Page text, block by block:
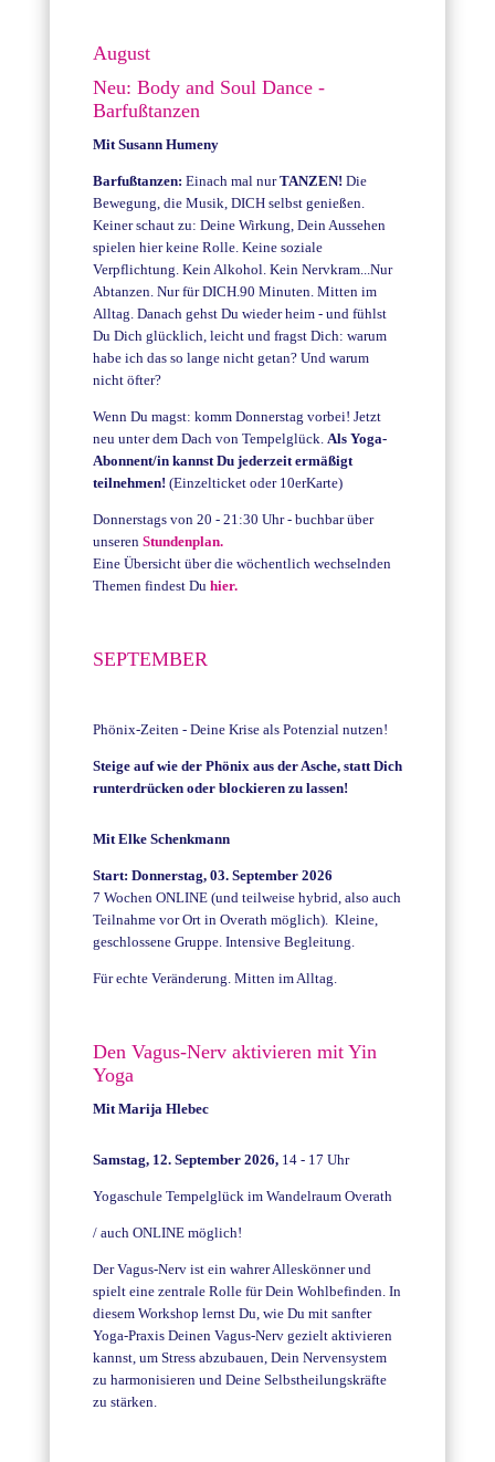
August
Neu: Body and Soul Dance -
Barfußtanzen
Mit Susann Humeny
Barfußtanzen: Einach mal nurTANZEN! Die
Bewegung, die Musik, DICH selbst genießen.
Keiner schaut zu: Deine Wirkung, Dein Aussehen
spielen hier keine Rolle. Keine soziale
Verpflichtung. Kein Alkohol. Kein Nervkram...Nur
Abtanzen. Nur für DICH.90 Minuten. Mitten im
Alltag. Danach gehst Du wieder heim - und fühlst
Du Dich glücklich, leicht und fragst Dich: warum
habe ich das so lange nicht getan? Und warum
nicht öfter?
Wenn Du magst: komm Donnerstag vorbei! Jetzt
neu unter dem Dach von Tempelglück. Als Yoga-
Abonnent/in kannst Du jederzeit ermäßigt
teilnehmen! (Einzelticket oder 10erKarte)
Donnerstags von 20 - 21:30 Uhr - buchbar über
unseren Stundenplan.
Eine Übersicht über die wöchentlich wechselnden
Themen findest Du hier.
SEPTEMBER
Phönix-Zeiten - Deine Krise als Potenzial nutzen!
Steige auf wie der Phönix aus der Asche, statt Dich
runterdrücken oder blockieren zu lassen!
Mit Elke Schenkmann
Start: Donnerstag, 03. September 2026
7 Wochen ONLINE (und teilweise hybrid, also auch
Teilnahme vor Ort in Overath möglich). Kleine,
geschlossene Gruppe. Intensive Begleitung.
Für echte Veränderung. Mitten im Alltag.
Den Vagus-Nerv aktivieren mit Yin
Yoga
Mit Marija Hlebec
Samstag, 12. September 2026,14 - 17 Uhr
Yogaschule Tempelglück im Wandelraum Overath
/ auch ONLINE möglich!
Der Vagus-Nerv ist ein wahrer Alleskönner und
spielt eine zentrale Rolle für Dein Wohlbefinden. In
diesem Workshop lernst Du, wie Du mit sanfter
Yoga-Praxis Deinen Vagus-Nerv gezielt aktivieren
kannst, um Stress abzubauen, Dein Nervensystem
zu harmonisieren und Deine Selbstheilungskräfte
zu stärken.